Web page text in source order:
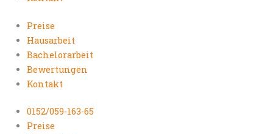
Preise
Hausarbeit
Bachelorarbeit
Bewertungen
Kontakt
0152/059-163-65
Preise